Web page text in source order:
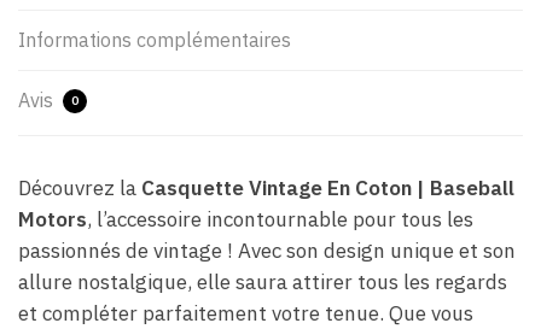
Informations complémentaires
Avis 0
Découvrez la Casquette Vintage En Coton | Baseball
Motors, l’accessoire incontournable pour tous les
passionnés de vintage ! Avec son design unique et son
allure nostalgique, elle saura attirer tous les regards
et compléter parfaitement votre tenue. Que vous